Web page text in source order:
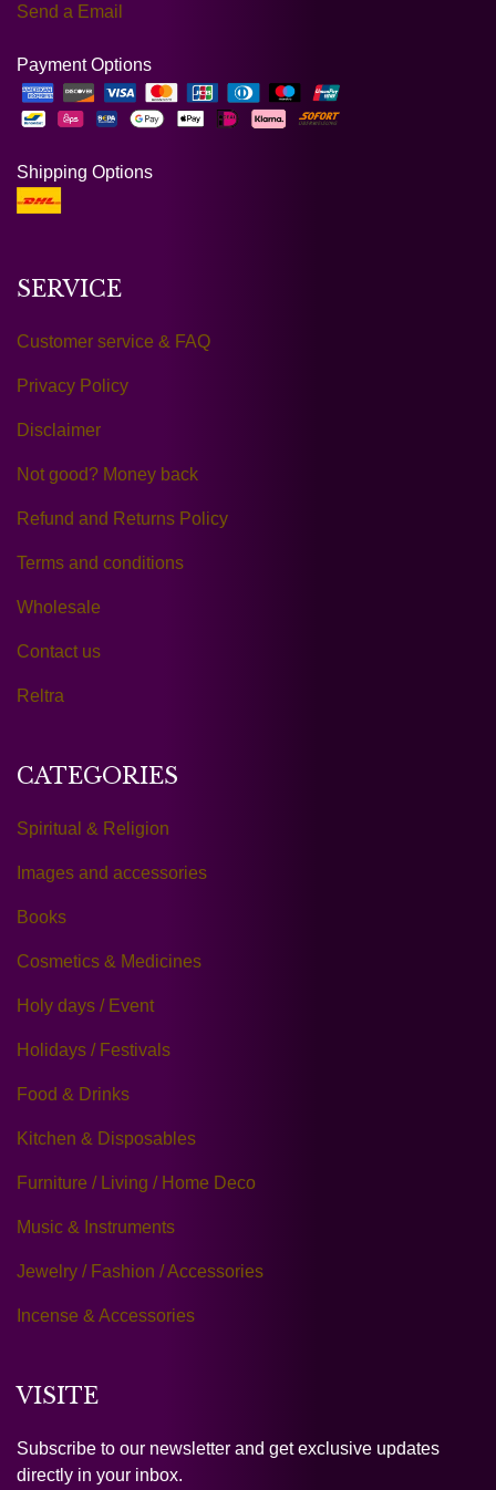
Send a Email
Payment Options
Shipping Options
SERVICE
Customer service & FAQ
Privacy Policy
Disclaimer
Not good? Money back
Refund and Returns Policy
Terms and conditions
Wholesale
Contact us
Reltra
CATEGORIES
Spiritual & Religion
Images and accessories
Books
Cosmetics & Medicines
Holy days / Event
Holidays / Festivals
Food & Drinks
Kitchen & Disposables
Furniture / Living / Home Deco
Music & Instruments
Jewelry / Fashion / Accessories
Incense & Accessories
VISITE
Subscribe to our newsletter and get exclusive updates
directly in your inbox.